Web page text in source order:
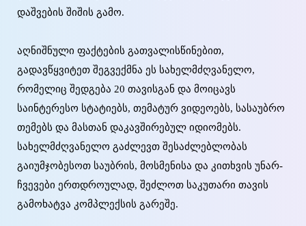
დაშვების შიშის გამო.
აღნიშნული ფაქტების გათვალისწინებით,
გადავწყვიტეთ შეგვექმნა ეს სახელმძღვანელო,
რომელიც შედგება 20 თავისგან და მოიცავს
საინტერესო სტატიებს, თემატურ ვიდეოებს, სასაუბრო
თემებს და მასთან დაკავშირებულ იდიომებს.
სახელმძღვანელო გაძლევთ შესაძლებლობას
გაიუმჯობესოთ საუბრის, მოსმენისა და კითხვის უნარ-
ჩვევები ერთდროულად, შეძლოთ საკუთარი თავის
გამოხატვა კომპლექსის გარეშე.